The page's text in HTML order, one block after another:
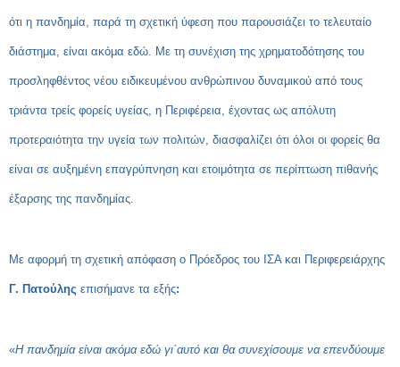
ότι η πανδημία, παρά τη σχετική ύφεση που παρουσιάζει το τελευταίο
διάστημα, είναι ακόμα εδώ. Με τη συνέχιση της χρηματοδότησης του
προσληφθέντος νέου ειδικευμένου ανθρώπινου δυναμικού από τους
τριάντα τρείς φορείς υγείας, η Περιφέρεια, έχοντας ως απόλυτη
προτεραιότητα την υγεία των πολιτών, διασφαλίζει ότι όλοι οι φορείς θα
είναι σε αυξημένη επαγρύπνηση και ετοιμότητα σε περίπτωση πιθανής
έξαρσης της πανδημίας.
Με αφορμή τη σχετική απόφαση ο Πρόεδρος του ΙΣΑ και Περιφερειάρχης
Γ. Πατούλης επισήμανε τα εξής:
«Η πανδημία είναι ακόμα εδώ γι΄αυτό και θα συνεχίσουμε να επενδύουμε